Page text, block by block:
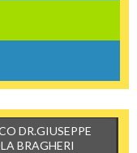
DR.GIUSEPPE
BRAGHERI